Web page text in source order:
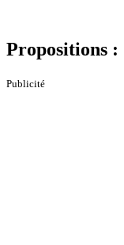
Propositions :
Publicité